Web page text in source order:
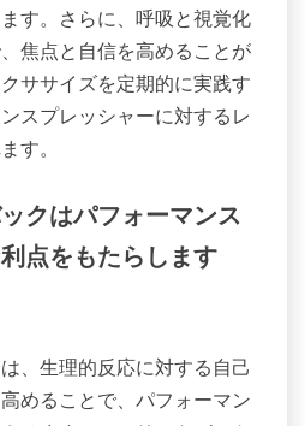
す。さらに、呼吸と視覚化
焦点と自信を高めることが
ササイズを定期的に実践す
スプレッシャーに対するレ
す。
クはパフォーマンス
点をもたらします
、生理的反応に対する自己
めることで、パフォーマン